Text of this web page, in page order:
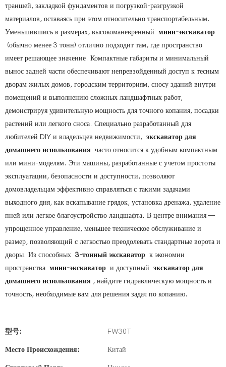
траншей, закладкой фундаментов и погрузкой-разгрузкой
материалов, оставаясь при этом относительно транспортабельным.
Уменьшившись в размерах, высокоманевренный мини-экскаватор
(обычно менее 3 тонн) отлично подходит там, где пространство
имеет решающее значение. Компактные габариты и минимальный
вынос задней части обеспечивают непревзойденный доступ к тесным
дворам жилых домов, городским территориям, сносу зданий внутри
помещений и выполнению сложных ландшафтных работ,
демонстрируя удивительную мощность для точного копания, посадки
растений или легкого сноса. Специально разработанный для
любителей DIY и владельцев недвижимости, экскаватор для
домашнего использования часто относится к удобным компактным
или мини-моделям. Эти машины, разработанные с учетом простоты
эксплуатации, безопасности и доступности, позволяют
домовладельцам эффективно справляться с такими задачами
выходного дня, как вскапывание грядок, установка дренажа, удаление
пней или легкое благоустройство ландшафта. В центре внимания —
упрощенное управление, меньшее техническое обслуживание и
размер, позволяющий с легкостью преодолевать стандартные ворота и
дворы. Из способных 3-тонный экскаватор к экономии
пространства мини-экскаватор и доступный экскаватор для
домашнего использования , найдите гидравлическую мощность и
точность, необходимые вам для решения задач по копанию.
型号: FW30T
Место Происхождения: Китай